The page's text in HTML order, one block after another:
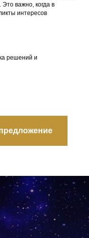
важно, когда в
интересов
решений и